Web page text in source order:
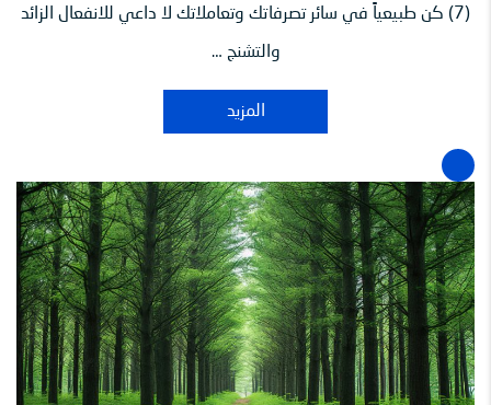
(7) كن طبيعياً في سائر تصرفاتك وتعاملاتك لا داعي للانفعال الزائد
والتشنج …
المزيد